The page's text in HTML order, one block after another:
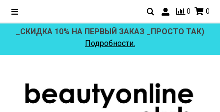
0 0
_СКИДКА 10% НА ПЕРВЫЙ ЗАКАЗ _ПРОСТО ТАК)
Подробности.